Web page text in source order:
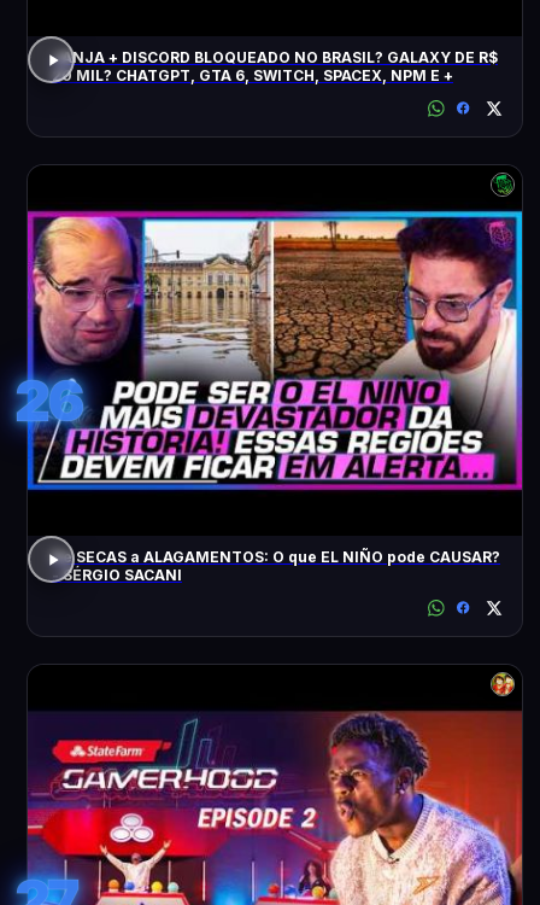
JANJA + DISCORD BLOQUEADO NO BRASIL? GALAXY DE R$
20 MIL? CHATGPT, GTA 6, SWITCH, SPACEX, NPM E +
26
De SECAS a ALAGAMENTOS: O que EL NIÑO pode CAUSAR?
- SÉRGIO SACANI